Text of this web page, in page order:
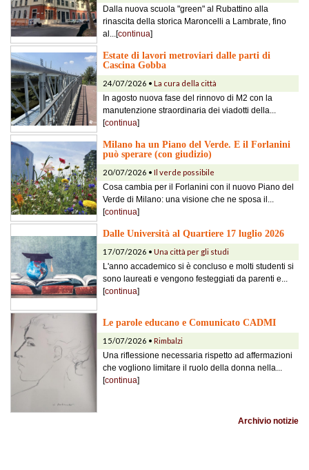
Dalla nuova scuola "green" al Rubattino alla
rinascita della storica Maroncelli a Lambrate, fino
al...[continua]
Estate di lavori metroviari dalle parti di
Cascina Gobba
24/07/2026 • La cura della città
In agosto nuova fase del rinnovo di M2 con la
manutenzione straordinaria dei viadotti della...
[continua]
Milano ha un Piano del Verde. E il Forlanini
può sperare (con giudizio)
20/07/2026 • Il verde possibile
Cosa cambia per il Forlanini con il nuovo Piano del
Verde di Milano: una visione che ne sposa il...
[continua]
Dalle Università al Quartiere 17 luglio 2026
17/07/2026 • Una città per gli studi
L'anno accademico si è concluso e molti studenti si
sono laureati e vengono festeggiati da parenti e...
[continua]
Le parole educano e Comunicato CADMI
15/07/2026 • Rimbalzi
Una riflessione necessaria rispetto ad affermazioni
che vogliono limitare il ruolo della donna nella...
[continua]
Archivio notizie